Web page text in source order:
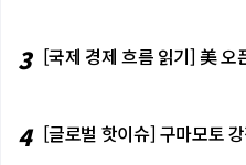
3 [국제 경제 흐름 읽기] 美
4 [글로벌 핫이슈] 구마모토